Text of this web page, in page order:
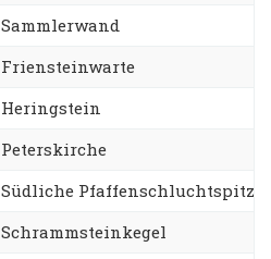
Sammlerwand
Friensteinwarte
Heringstein
Peterskirche
Südliche Pfaffenschluchtspitze
Schrammsteinkegel